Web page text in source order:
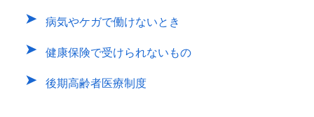
病気やケガで働けないとき
健康保険で受けられないもの
後期高齢者医療制度